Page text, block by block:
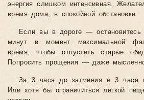
энергия слишком интенсивная.
время дома, в спокойной обстановке.
Если вы в дороге — остановитесь
минут в момент максимальной
время, чтобы отпустить старые
Попросить прощения — даже
За 3 часа до затмения и 3 часа
Или хотя бы ограничиться лёгкой